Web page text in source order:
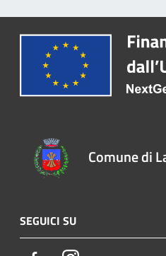
Comune di
SEGUICI SU